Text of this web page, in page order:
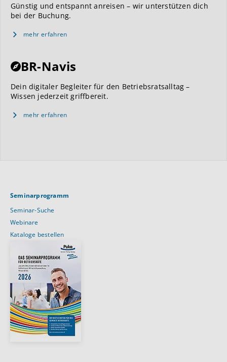
Günstig und entspannt anreisen – wir unterstützen dich
bei der Buchung.
mehr erfahren
BR-Navis
Dein digitaler Begleiter für den Betriebsratsalltag –
Wissen jederzeit griffbereit.
mehr erfahren
Seminarprogramm
Seminar-Suche
Webinare
Kataloge bestellen